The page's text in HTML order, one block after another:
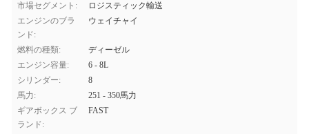
市場セグメント:
ロジスティック輸送
エンジンのブラ
ンド:
ウェイチャイ
燃料の種類:
ディーゼル
エンジン容量:
6 - 8L
シリンダー:
8
馬力:
251 - 350馬力
ギアボックス ブ
ランド:
FAST